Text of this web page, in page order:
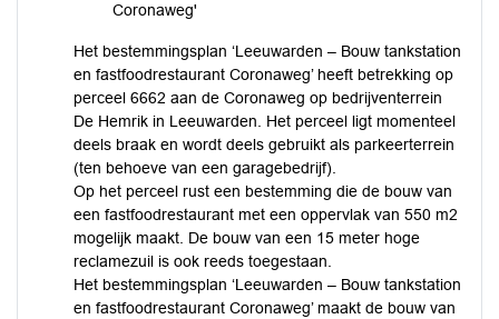
Coronaweg'
Het bestemmingsplan ‘Leeuwarden – Bouw tankstation
en fastfoodrestaurant Coronaweg’ heeft betrekking op
perceel 6662 aan de Coronaweg op bedrijventerrein
De Hemrik in Leeuwarden. Het perceel ligt momenteel
deels braak en wordt deels gebruikt als parkeerterrein
(ten behoeve van een garagebedrijf).
Op het perceel rust een bestemming die de bouw van
een fastfoodrestaurant met een oppervlak van 550 m2
mogelijk maakt. De bouw van een 15 meter hoge
reclamezuil is ook reeds toegestaan.
Het bestemmingsplan ‘Leeuwarden – Bouw tankstation
en fastfoodrestaurant Coronaweg’ maakt de bouw van